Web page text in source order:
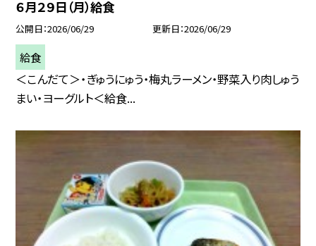
６月２９日（月）給食
公開日 2026/06/29 更新日 2026/06/29
給食
＜こんだて＞・ぎゅうにゅう・梅丸ラーメン・野菜入り肉しゅう
まい・ヨーグルト＜給食...